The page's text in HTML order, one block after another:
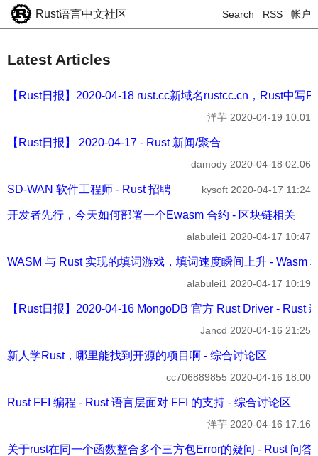
Rust语言中文社区 Search RSS 帐户
Latest Articles
【Rust日报】2020-04-18 rust.cc新域名rustcc.cn，Rust中写
洋芋 2020-04-19 10:01
【Rust日报】 2020-04-17 - Rust 新闻/聚合
damody 2020-04-18 02:06
SD-WAN 软件工程师 - Rust 招聘 kysoft 2020-04-17 11:24
开发者先行，今天如何部署一个Ewasm 合约 - 区块链相关
alabulei1 2020-04-17 10:47
WASM 与 Rust 实现的填词游戏，填词速度瞬间上升 - Wasm
alabulei1 2020-04-17 10:19
【Rust日报】2020-04-16 MongoDB 官方 Rust Driver - Rust
Jancd 2020-04-16 21:25
新人学Rust，哪里能找到开源的项目啊 - 综合讨论区
cc706889855 2020-04-16 18:00
Rust FFI 编程 - Rust 语言层面对 FFI 的支持 - 综合讨论区
洋芋 2020-04-16 17:16
关于rust在同一个函数整合多个三方包Error的疑问 - Rust 问答